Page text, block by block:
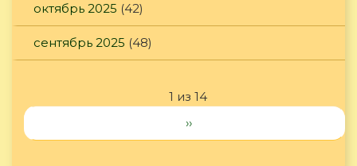
октябрь 2025 (42)
сентябрь 2025 (48)
1 из 14
››